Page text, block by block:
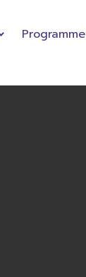
Programme